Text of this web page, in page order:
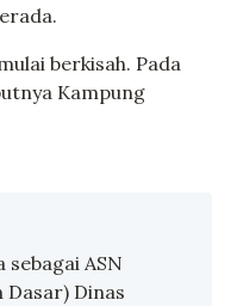
berkisah. Pada
Kampung
ASN
Dasar) Dinas